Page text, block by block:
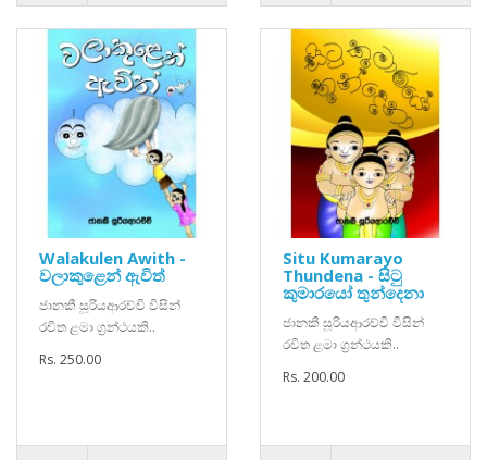
Walakulen Awith -
වලාකුළෙන් ඇවිත්
ජානකී සූරියආරච්චි විසින්
රචිත ළමා ග්‍රන්ථයකි..
Rs. 250.00
Situ Kumarayo
Thundena - සිටු
කුමාරයෝ තුන්දෙනා
ජානකී සූරියආරච්චි විසින්
රචිත ළමා ග්‍රන්ථයකි..
Rs. 200.00